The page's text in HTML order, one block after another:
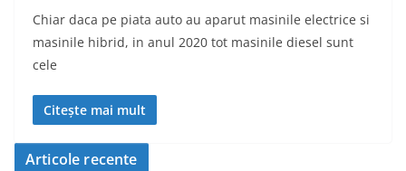
Chiar daca pe piata auto au aparut masinile electrice si
masinile hibrid, in anul 2020 tot masinile diesel sunt
cele
Citește mai mult
Articole recente